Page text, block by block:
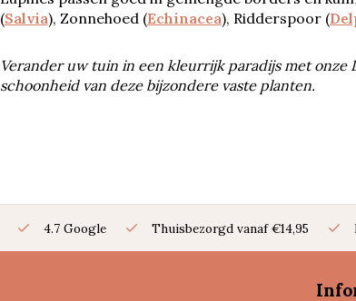
(Salvia), Zonnehoed (Echinacea), Ridderspoor (
Verander uw tuin in een kleurrijk paradijs met onze
schoonheid van deze bijzondere vaste planten.
4.7 Google Thuisbezorgd vanaf €14,95